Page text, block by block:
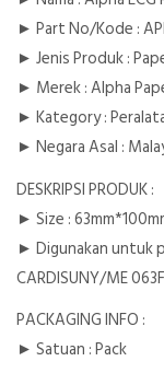
► Part No/Kode :
► Jenis Produk :
► Merek : Alpha
► Kategory :
► Negara Asal :
DESKRIPSI PRODUK :
► Size :
► Digunakan untuk
CARDISUNY/ME
PACKAGING INFO :
► Satuan : Pack